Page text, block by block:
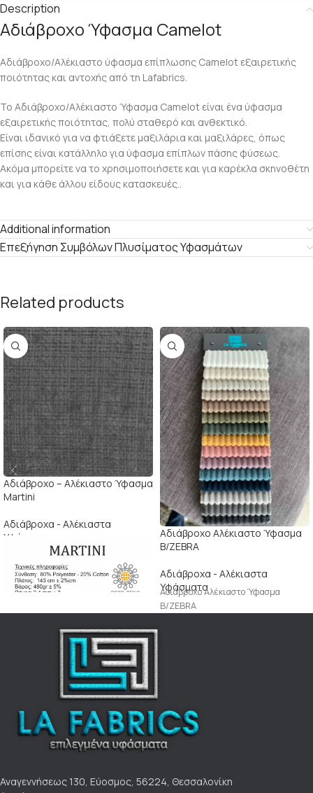
Description
Αδιάβροχο Ύφασμα Camelot
Αδιάβροχο/Αλέκιαστο ύφασμα επίπλωσης Camelot εξαιρετικής
ποιότητας και αντοχής από τη Lafabrics.
Το Αδιάβροχο/Αλέκιαστο Ύφασμα Camelot είναι ένα ύφασμα
εξαιρετικής ποιότητας, πολύ σταθερό και ανθεκτικό.
Είναι ιδανικό για να φτιάξετε μαξιλάρια και μαξιλάρες, όπως
επίσης είναι κατάλληλο για ύφασμα επίπλων πάσης φύσεως.
Ακόμα μπορείτε να το χρησιμοποιήσετε και για καρέκλα σκηνοθέτη
και για κάθε άλλου είδους κατασκευές..
Additional information
Επεξήγηση Συμβόλων Πλυσίματος Υφασμάτων
Related products
Αδιάβροχο – Αλέκιαστο Ύφασμα
Martini
Αδιάβροχα - Αλέκιαστα
Υφάσματα
Αδιάβροχο Αλέκιαστο Ύφασμα
B/ZEBRA
Αδιάβροχα - Αλέκιαστα
Υφάσματα
Αδιάβροχο Αλέκιαστο Ύφασμα
B/ZEBRA
Αναγεννήσεως 130, Εύοσμος, 56224, Θεσσαλονίκη